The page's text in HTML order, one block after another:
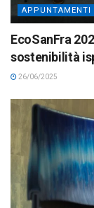
APPUNTAMENTI
EcoSanFra
sostenibilità
26/06/2025